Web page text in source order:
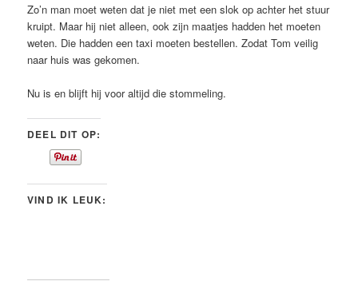
Zo’n man moet weten dat je niet met een slok op achter het stuur
kruipt. Maar hij niet alleen, ook zijn maatjes hadden het moeten
weten. Die hadden een taxi moeten bestellen. Zodat Tom veilig
naar huis was gekomen.
Nu is en blijft hij voor altijd die stommeling.
DEEL DIT OP:
VIND IK LEUK: